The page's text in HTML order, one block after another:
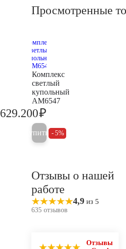
Просмотренные
Комплекс
светлый
купольный
AM6547
629.200₽
Купить 5%
Отзывы о нашей
работе
4,9 из 5
635 отзывов
Отзывы